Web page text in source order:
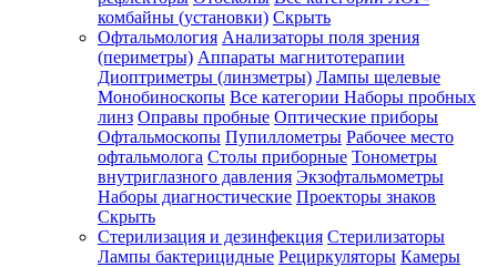
комбайны (установки) Скрыть
Офтальмология Анализаторы поля зрения
(периметры) Аппараты магнитотерапии
Диоптриметры (линзметры) Лампы щелевые
Монобиноскопы Все категории Наборы пробных
линз Оправы пробные Оптические приборы
Офтальмоскопы Пупиллометры Рабочее место
офтальмолога Столы приборные Тонометры
внутриглазного давления Экзофтальмометры
Наборы диагностические Проекторы знаков
Скрыть
Стерилизация и дезинфекция Стерилизаторы
Лампы бактерицидные Рециркуляторы Камеры